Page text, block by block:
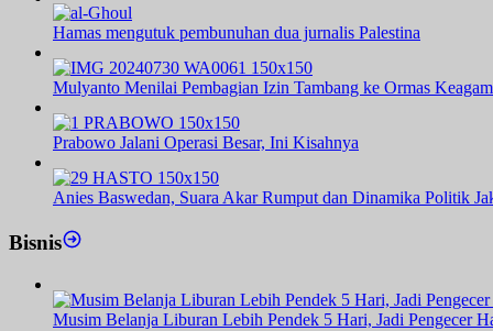
Hamas mengutuk pembunuhan dua jurnalis Palestina
Mulyanto Menilai Pembagian Izin Tambang ke Ormas
Prabowo Jalani Operasi Besar, Ini Kisahnya
Anies Baswedan, Suara Akar Rumput dan Dinamika Politik
Bisnis
Musim Belanja Liburan Lebih Pendek 5 Hari, Jadi Pengecer